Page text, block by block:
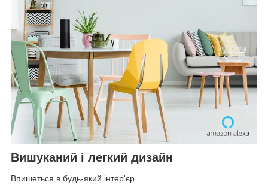
Вишуканий і легкий дизайн
Впишеться в будь-який інтер'єр.